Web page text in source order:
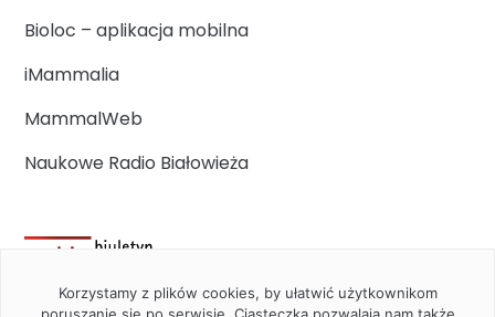
Bioloc – aplikacja mobilna
iMammalia
MammalWeb
Naukowe Radio Białowieża
Korzystamy z plików cookies, by ułatwić użytkownikom
poruszanie się po serwisie. Ciasteczka pozwalają nam także